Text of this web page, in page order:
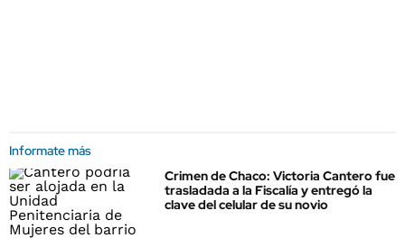
Informate más
Crimen de Chaco: Victoria Cantero fue
trasladada a la Fiscalía y entregó la
clave del celular de su novio